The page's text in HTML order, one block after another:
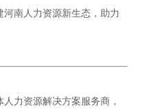
南人力资源新生态，助力
力资源解决方案服务商，